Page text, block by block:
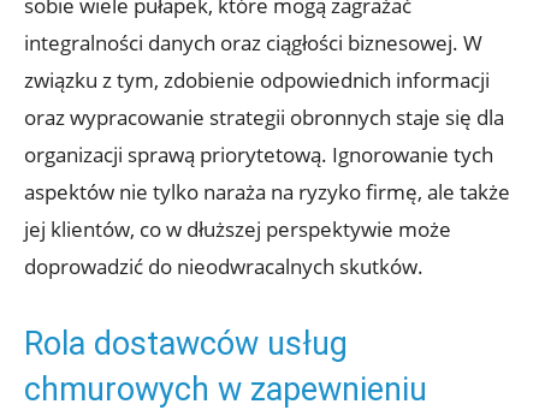
integralności ‌danych oraz ⁣ciągłości biznesowej. W
związku z tym, zdobienie odpowiednich informacji
oraz wypracowanie strategii obronnych staje‌ się dla
organizacji sprawą priorytetową. Ignorowanie‍ tych
aspektów ‌nie tylko naraża na ryzyko firmę, ale także ​
jej klientów, co w dłuższej perspektywie może
doprowadzić do nieodwracalnych skutków.
Rola ‌dostawców usług
chmurowych w zapewnieniu